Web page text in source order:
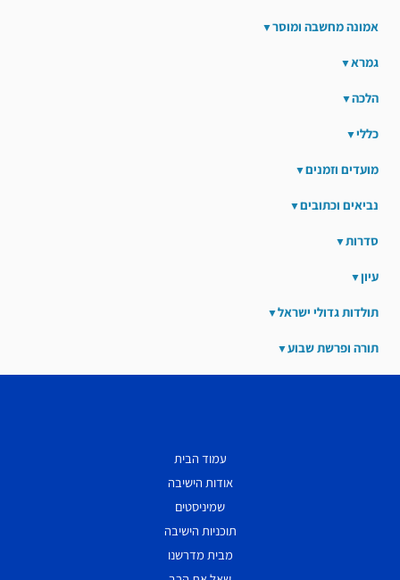
אמונה מחשבה ומוסר
גמרא
הלכה
כללי
מועדים וזמנים
נביאים וכתובים
סדרות
עיון
תולדות גדולי ישראל
תורה ופרשת שבוע
עמוד הבית
אודות הישיבה
שמיניסטים
תוכניות הישיבה
מבית מדרשנו